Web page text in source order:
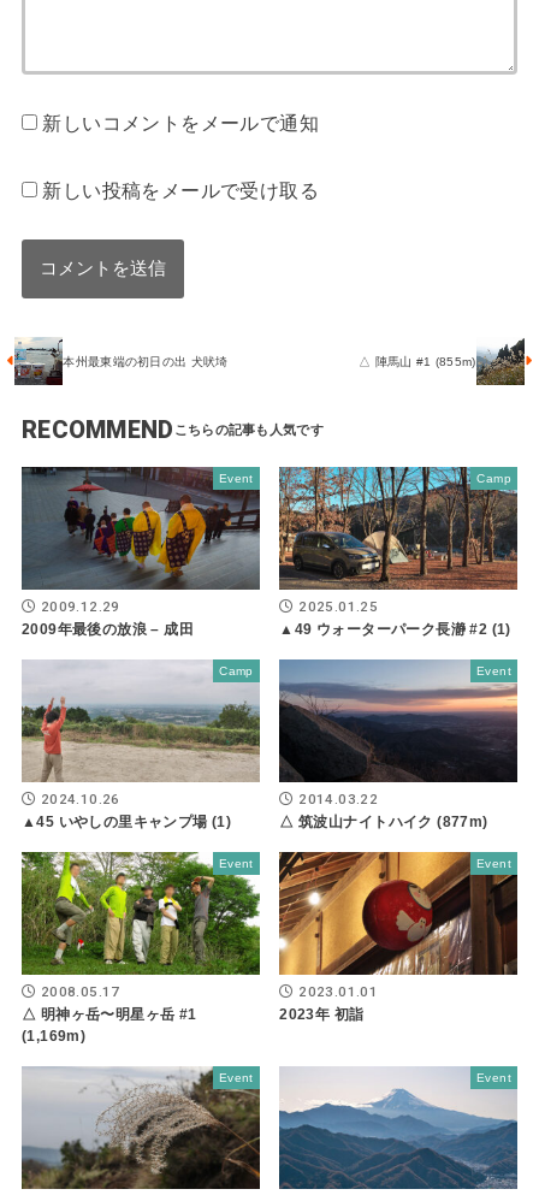
新しいコメントをメールで通知
新しい投稿をメールで受け取る
本州最東端の初日の出 犬吠埼 △ 陣馬山 #1 (855m)
RECOMMEND
Event
2009.12.29
2009年最後の放浪 – 成田
Camp
2025.01.25
▲49 ウォーターパーク長瀞 #2 (1)
Camp
2024.10.26
▲45 いやしの里キャンプ場 (1)
Event
2014.03.22
△ 筑波山ナイトハイク (877m)
Event
2008.05.17
△ 明神ヶ岳〜明星ヶ岳 #1
(1,169m)
Event
2023.01.01
2023年 初詣
Event Event